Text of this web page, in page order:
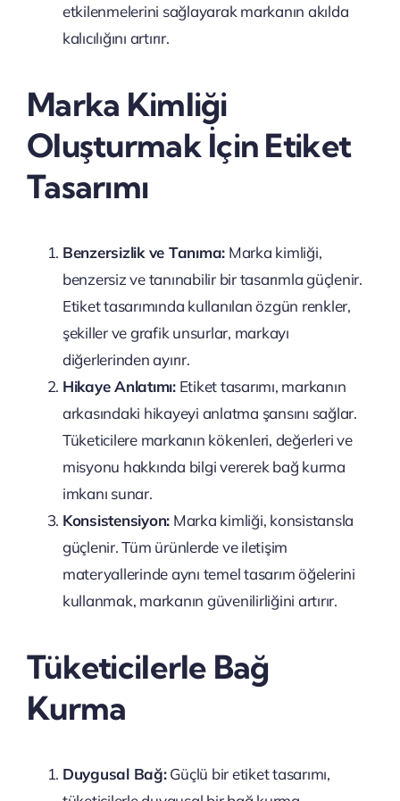
etkilenmelerini sağlayarak markanın akılda
kalıcılığını artırır.
Marka Kimliği
Oluşturmak İçin Etiket
Tasarımı
Benzersizlik ve Tanıma: Marka kimliği,
benzersiz ve tanınabilir bir tasarımla güçlenir.
Etiket tasarımında kullanılan özgün renkler,
şekiller ve grafik unsurlar, markayı
diğerlerinden ayırır.
Hikaye Anlatımı:Etiket tasarımı, markanın
arkasındaki hikayeyi anlatma şansını sağlar.
Tüketicilere markanın kökenleri, değerleri ve
misyonu hakkında bilgi vererek bağ kurma
imkanı sunar.
Konsistensiyon: Marka kimliği, konsistansla
güçlenir. Tüm ürünlerde ve iletişim
materyallerinde aynı temel tasarım öğelerini
kullanmak, markanın güvenilirliğini artırır.
Tüketicilerle Bağ
Kurma
Duygusal Bağ:Güçlü bir etiket tasarımı,